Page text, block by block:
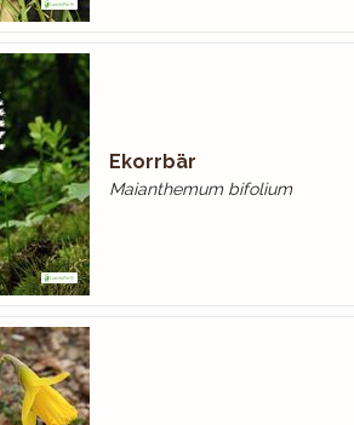
Ekorrbär
Maianthemum bifolium